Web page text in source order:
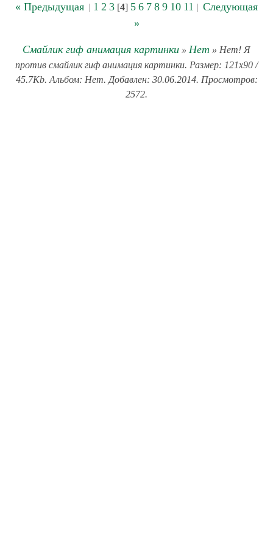
« Предыдущая | 1 2 3 [4] 5 6 7 8 9 10 11 | Следующая
»
Смайлик гиф анимация картинки » Нет » Нет! Я
против смайлик гиф анимация картинки. Размер: 121x90 /
45.7Kb. Альбом: Нет. Добавлен: 30.06.2014. Просмотров:
2572.